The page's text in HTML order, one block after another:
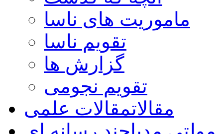
ماموریت های ناسا
تقویم ناسا
گزارش ها
تقویم نجومی
مقالاتمقالات علمی